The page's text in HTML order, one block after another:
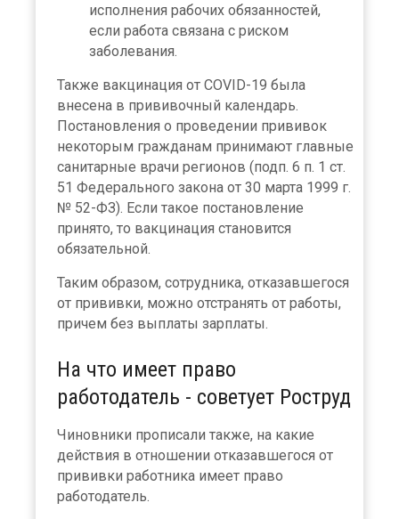
исполнения рабочих обязанностей,
если работа связана с риском
заболевания.
Также вакцинация от COVID-19 была
внесена в прививочный календарь.
Постановления о проведении прививок
некоторым гражданам принимают главные
санитарные врачи регионов (подп. 6 п. 1 ст.
51 Федерального закона от 30 марта 1999 г.
№ 52-ФЗ). Если такое постановление
принято, то вакцинация становится
обязательной.
Таким образом, сотрудника, отказавшегося
от прививки, можно отстранять от работы,
причем без выплаты зарплаты.
На что имеет право
работодатель - советует Роструд
Чиновники прописали также, на какие
действия в отношении отказавшегося от
прививки работника имеет право
работодатель.